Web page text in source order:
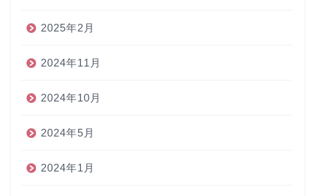
2025年2月
2024年11月
2024年10月
2024年5月
2024年1月